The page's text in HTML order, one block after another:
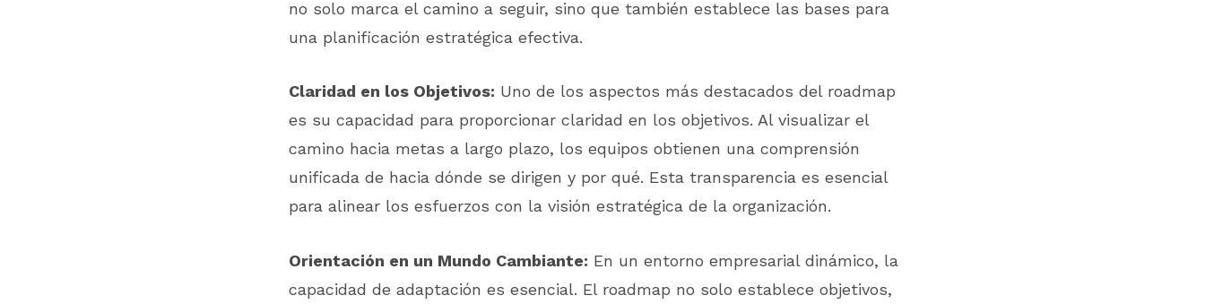
no solo marca el camino a seguir, sino que también establece las bases para
una planificación estratégica efectiva.
Claridad en los Objetivos: Uno de los aspectos más destacados del roadmap
es su capacidad para proporcionar claridad en los objetivos. Al visualizar el
camino hacia metas a largo plazo, los equipos obtienen una comprensión
unificada de hacia dónde se dirigen y por qué. Esta transparencia es esencial
para alinear los esfuerzos con la visión estratégica de la organización.
Orientación en un Mundo Cambiante: En un entorno empresarial dinámico, la
capacidad de adaptación es esencial. El roadmap no solo establece objetivos,